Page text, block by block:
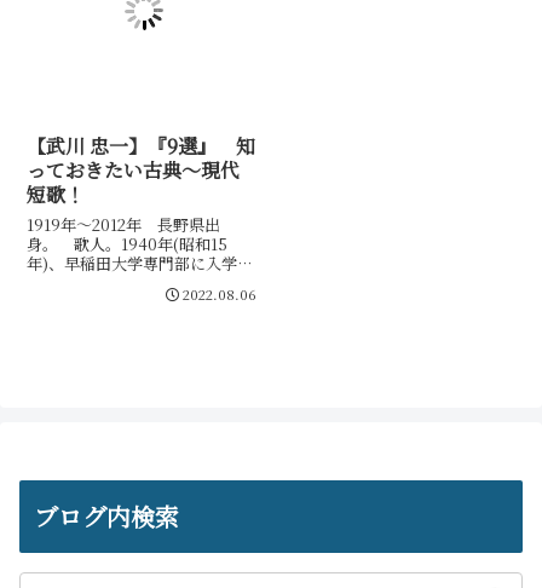
【武川 忠一】『9選』 知
っておきたい古典～現代
短歌！
1919年～2012年 長野県出
身。 歌人。1940年(昭和15
年)、早稲田大学専門部に入学。
科に編入学。窪田空穂・窪田章
2022.08.06
ブログ内検索